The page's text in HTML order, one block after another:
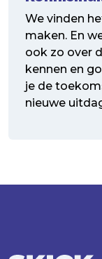
We vinden
maken. En
ook zo over
kennen en
je de
nieuwe